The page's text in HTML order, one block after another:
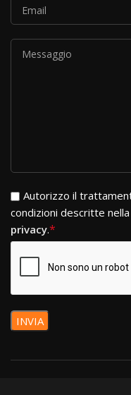
Si prega di lasciare
Autorizzo il
condizioni descritte
privacy.*